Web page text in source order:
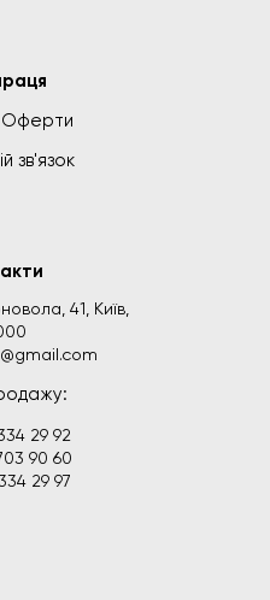
Оферти
зв'язок
41, Київ,
29 92
90 60
29 97